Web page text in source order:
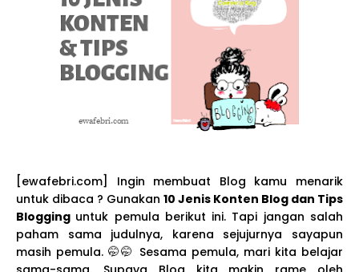
[ewafebri.com] Ingin membuat Blog kamu menarik
untuk dibaca ? Gunakan 10 Jenis Konten Blog dan Tips
Blogging untuk pemula berikut ini. Tapi jangan salah
paham sama judulnya, karena sejujurnya sayapun
masih pemula. 🤭🤭 Sesama pemula, mari kita belajar